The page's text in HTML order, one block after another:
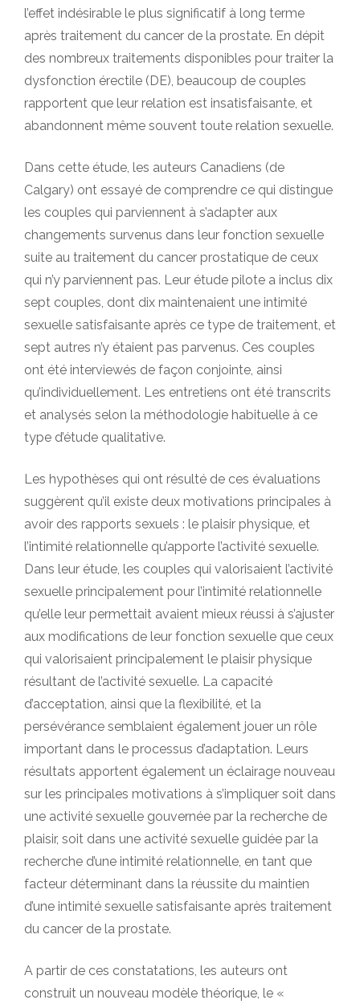
l’effet indésirable le plus significatif à long terme
après traitement du cancer de la prostate. En dépit
des nombreux traitements disponibles pour traiter la
dysfonction érectile (DE), beaucoup de couples
rapportent que leur relation est insatisfaisante, et
abandonnent même souvent toute relation sexuelle.
Dans cette étude, les auteurs Canadiens (de
Calgary) ont essayé de comprendre ce qui distingue
les couples qui parviennent à s’adapter aux
changements survenus dans leur fonction sexuelle
suite au traitement du cancer prostatique de ceux
qui n’y parviennent pas. Leur étude pilote a inclus dix
sept couples, dont dix maintenaient une intimité
sexuelle satisfaisante après ce type de traitement, et
sept autres n’y étaient pas parvenus. Ces couples
ont été interviewés de façon conjointe, ainsi
qu’individuellement. Les entretiens ont été transcrits
et analysés selon la méthodologie habituelle à ce
type d’étude qualitative.
Les hypothèses qui ont résulté de ces évaluations
suggèrent qu’il existe deux motivations principales à
avoir des rapports sexuels : le plaisir physique, et
l’intimité relationnelle qu’apporte l’activité sexuelle.
Dans leur étude, les couples qui valorisaient l’activité
sexuelle principalement pour l’intimité relationnelle
qu’elle leur permettait avaient mieux réussi à s’ajuster
aux modifications de leur fonction sexuelle que ceux
qui valorisaient principalement le plaisir physique
résultant de l’activité sexuelle. La capacité
d’acceptation, ainsi que la flexibilité, et la
persévérance semblaient également jouer un rôle
important dans le processus d’adaptation. Leurs
résultats apportent également un éclairage nouveau
sur les principales motivations à s’impliquer soit dans
une activité sexuelle gouvernée par la recherche de
plaisir, soit dans une activité sexuelle guidée par la
recherche d’une intimité relationnelle, en tant que
facteur déterminant dans la réussite du maintien
d’une intimité sexuelle satisfaisante après traitement
du cancer de la prostate.
A partir de ces constatations, les auteurs ont
construit un nouveau modèle théorique, le «